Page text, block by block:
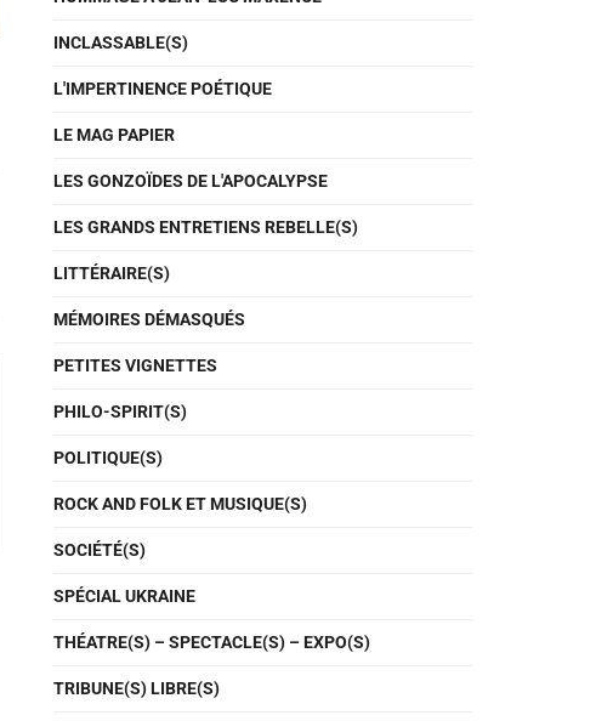
INCLASSABLE(S)
L'IMPERTINENCE POÉTIQUE
LE MAG PAPIER
LES GONZOÏDES DE L'APOCALYPSE
LES GRANDS ENTRETIENS REBELLE(S)
LITTÉRAIRE(S)
MÉMOIRES DÉMASQUÉS
PETITES VIGNETTES
PHILO-SPIRIT(S)
POLITIQUE(S)
ROCK AND FOLK ET MUSIQUE(S)
SOCIÉTÉ(S)
SPÉCIAL UKRAINE
THÉATRE(S) – SPECTACLE(S) – EXPO(S)
TRIBUNE(S) LIBRE(S)